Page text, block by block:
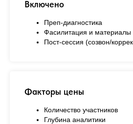
Включено
Преп‑диагностика
Фасилитация и материалы
Пост‑сессия (созвон/
Факторы цены
Количество участников
Глубина аналитики